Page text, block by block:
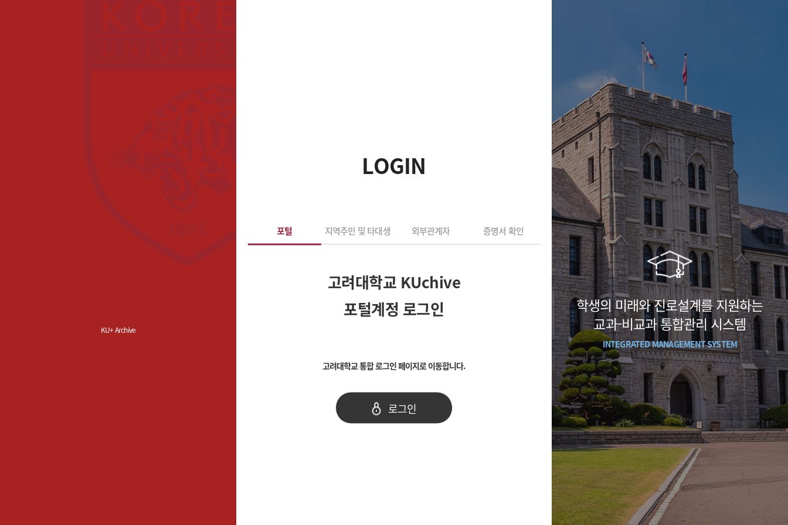
KU+ Archive
LOGIN
포털 지역주민 및 타대생 외부관계자 증명서 확인
고려대학교 KUchive
포털계정 로그인
고려대학교 통합 로그인 페이지로 이동합니다.
로그인
학생의 미래와 진로설계를 지원하는
교과-비교과 통합관리 시스템
INTEGRATED MANAGEMENT SYSTEM